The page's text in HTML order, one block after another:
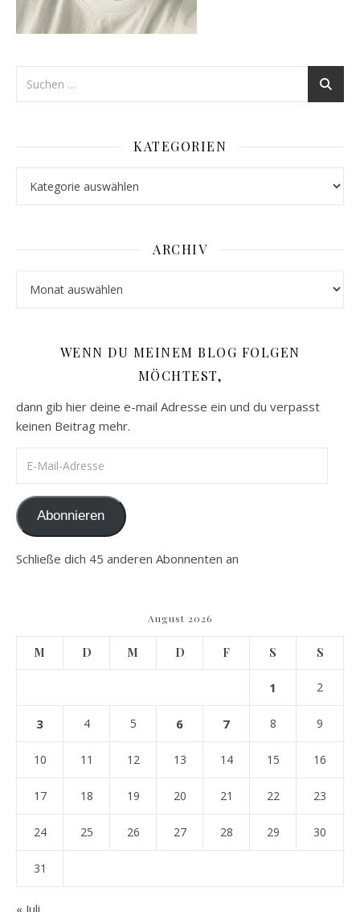
KATEGORIEN
ARCHIV
WENN DU MEINEM BLOG FOLGEN
MÖCHTEST,
dann gib hier deine e-mail Adresse ein und du verpasst
keinen Beitrag mehr.
Abonnieren
Schließe dich 45 anderen Abonnenten an
August 2026
M D M D F S S
1 2
3 4 5 6 7 8 9
10 11 12 13 14 15 16
17 18 19 20 21 22 23
24 25 26 27 28 29 30
31
« Juli